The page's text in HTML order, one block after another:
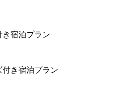
宿泊プラン
き宿泊プラン